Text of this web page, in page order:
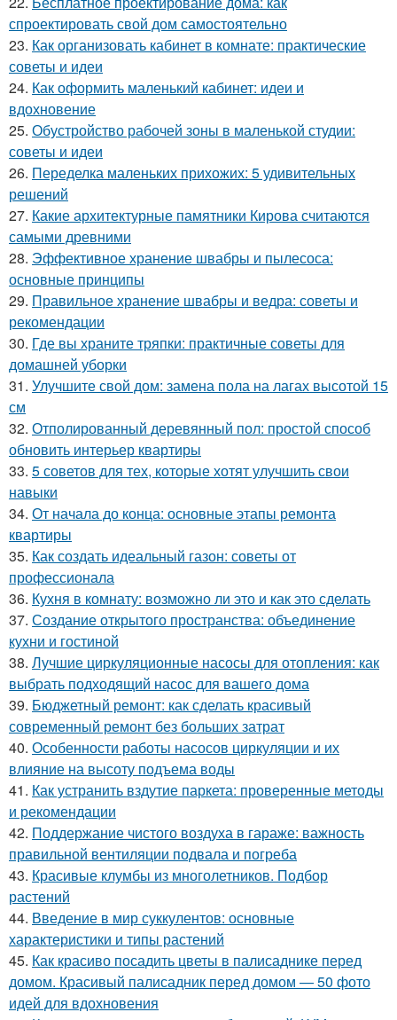
спроектировать свой дом самостоятельно
23. Как организовать кабинет в комнате: практические
советы и идеи
24. Как оформить маленький кабинет: идеи и
вдохновение
25. Обустройство рабочей зоны в маленькой студии:
советы и идеи
26. Переделка маленьких прихожих: 5 удивительных
решений
27. Какие архитектурные памятники Кирова считаются
самыми древними
28. Эффективное хранение швабры и пылесоса:
основные принципы
29. Правильное хранение швабры и ведра: советы и
рекомендации
30. Где вы храните тряпки: практичные советы для
домашней уборки
31. Улучшите свой дом: замена пола на лагах высотой 15
см
32. Отполированный деревянный пол: простой способ
обновить интерьер квартиры
33. 5 советов для тех, которые хотят улучшить свои
навыки
34. От начала до конца: основные этапы ремонта
квартиры
35. Как создать идеальный газон: советы от
профессионала
36. Кухня в комнату: возможно ли это и как это сделать
37. Создание открытого пространства: объединение
кухни и гостиной
38. Лучшие циркуляционные насосы для отопления: как
выбрать подходящий насос для вашего дома
39. Бюджетный ремонт: как сделать красивый
современный ремонт без больших затрат
40. Особенности работы насосов циркуляции и их
влияние на высоту подъема воды
41. Как устранить вздутие паркета: проверенные методы
и рекомендации
42. Поддержание чистого воздуха в гараже: важность
правильной вентиляции подвала и погреба
43. Красивые клумбы из многолетников. Подбор
растений
44. Введение в мир суккулентов: основные
характеристики и типы растений
45. Как красиво посадить цветы в палисаднике перед
домом. Красивый палисадник перед домом — 50 фото
идей для вдохновения